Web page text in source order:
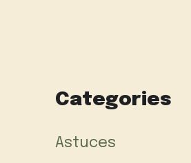
Categories
Astuces